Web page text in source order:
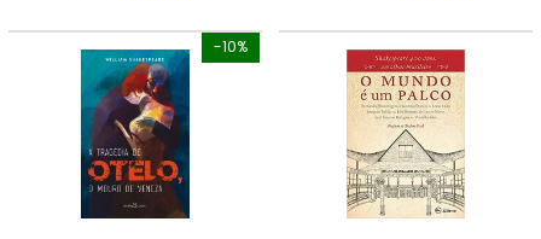
-10%